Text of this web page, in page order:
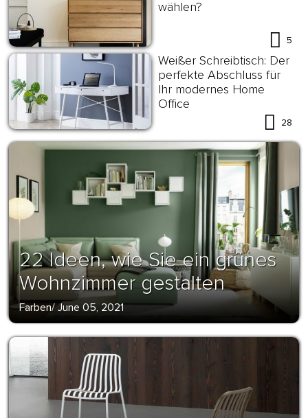
wählen?
5
Weißer Schreibtisch: Der
perfekte Abschluss für
Ihr modernes Home
Office
28
22 Ideen, wie Sie ein grünes
Wohnzimmer gestalten
Farben/June 05, 2021